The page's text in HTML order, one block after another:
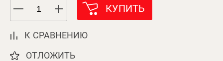
КУПИТЬ
К СРАВНЕНИЮ
ОТЛОЖИТЬ